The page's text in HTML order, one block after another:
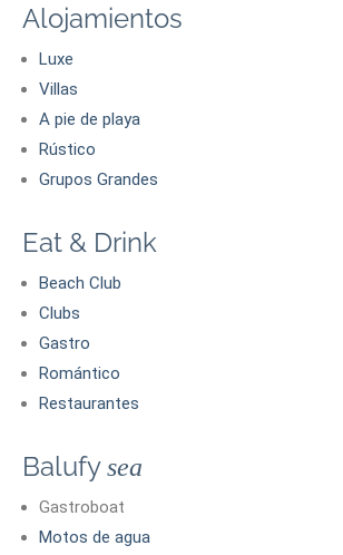
Alojamientos
Luxe
Villas
A pie de playa
Rústico
Grupos Grandes
Eat & Drink
Beach Club
Clubs
Gastro
Romántico
Restaurantes
Balufysea
Gastroboat
Motos de agua